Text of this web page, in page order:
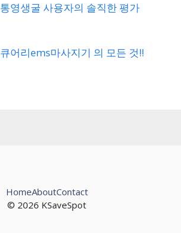
통영생굴 사용자의 솔직한 평가
큐어리ems마사지기 의 모든 것!!
© 2026 KSaveSpot
HomeAboutContact